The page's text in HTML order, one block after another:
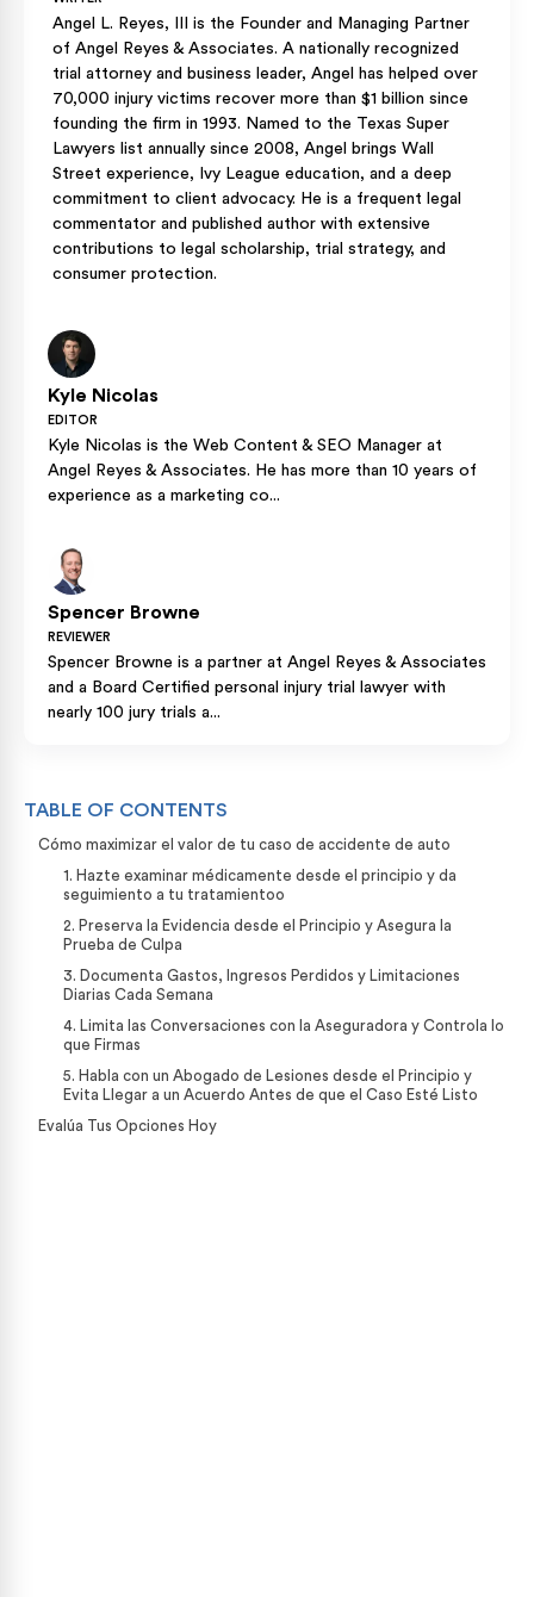
Angel L. Reyes, III is the Founder and Managing Partner
of Angel Reyes & Associates. A nationally recognized
trial attorney and business leader, Angel has helped over
70,000 injury victims recover more than $1 billion since
founding the firm in 1993. Named to the Texas Super
Lawyers list annually since 2008, Angel brings Wall
Street experience, Ivy League education, and a deep
commitment to client advocacy. He is a frequent legal
commentator and published author with extensive
contributions to legal scholarship, trial strategy, and
consumer protection.
Kyle Nicolas
EDITOR
Kyle Nicolas is the Web Content & SEO Manager at
Angel Reyes & Associates. He has more than 10 years of
experience as a marketing co...
Spencer Browne
REVIEWER
Spencer Browne is a partner at Angel Reyes & Associates
and a Board Certified personal injury trial lawyer with
nearly 100 jury trials a...
TABLE OF CONTENTS
Cómo maximizar el valor de tu caso de accidente de auto
1. Hazte examinar médicamente desde el principio y da
seguimiento a tu tratamientoo
2. Preserva la Evidencia desde el Principio y Asegura la
Prueba de Culpa
3. Documenta Gastos, Ingresos Perdidos y Limitaciones
Diarias Cada Semana
4. Limita las Conversaciones con la Aseguradora y Controla lo
que Firmas
5. Habla con un Abogado de Lesiones desde el Principio y
Evita Llegar a un Acuerdo Antes de que el Caso Esté Listo
Evalúa Tus Opciones Hoy